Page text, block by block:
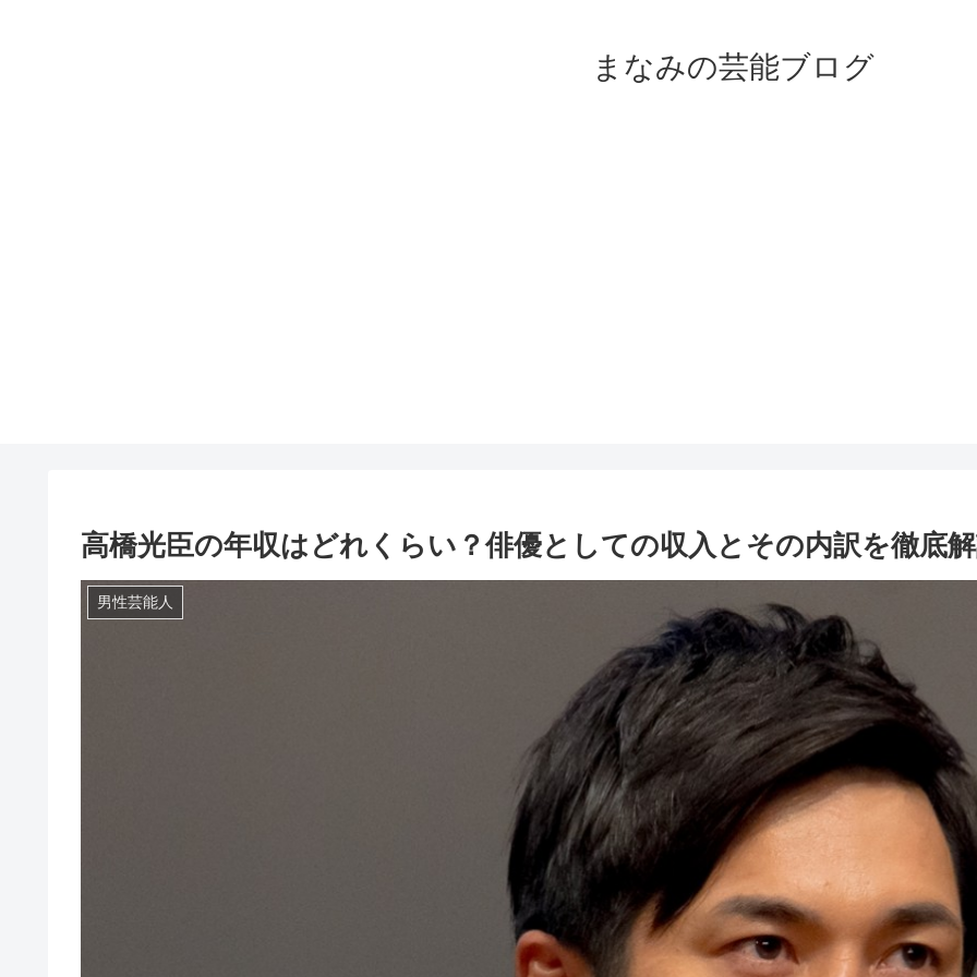
まなみの芸能ブログ
高橋光臣の年収はどれくらい？俳優としての収入とその内訳を徹底
男性芸能人